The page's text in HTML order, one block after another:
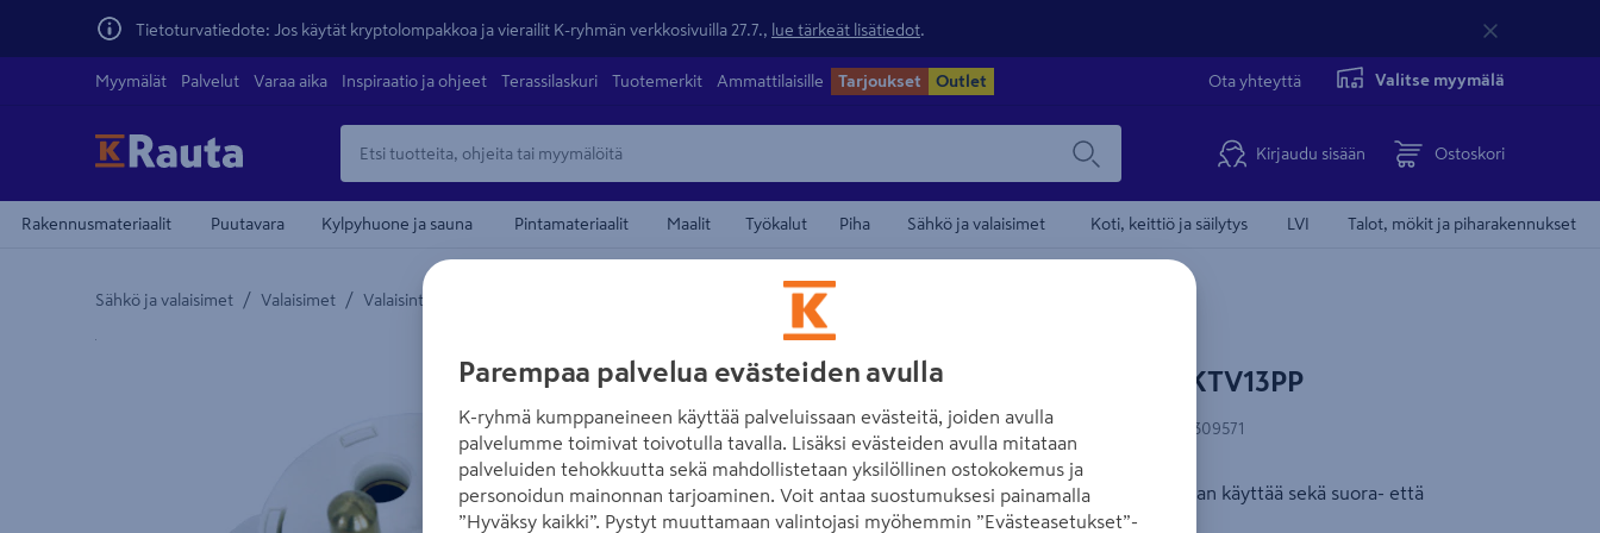
Tietoturvatiedote: Jos käytät kryptolompakkoa ja vierailit K-ryhmän verkkosivuilla 27.7., lue tärkeät lisätiedot
Myymälät Palvelut Varaa aika Inspiraatio ja ohjeet Terassilaskuri Tuotemerkit Ammattilaisille Tarjoukset Outlet Ota yhteyttä Valitse myymälä
Kirjaudu sisään Ostoskori
Rakennusmateriaalit Puutavara Kylpyhuone ja sauna Pintamateriaalit Maalit Työkalut Piha Sähkö ja valaisimet Koti, keittiö ja säilytys LVI Talot, mökit ja piharakennukset
Sähkö ja valaisimet / Valaisimet / Valaisintarvikkeet ja valaistuksen ohjaus Valaisinpistotulpat
Yksityiskohtainen kuvaus löytyy Tuotteen kuvaus -maamerkistä
Valaisinpistotulppa ABB AKTV13PP
Tuotenumero:500657918 EAN-koodi 6418677309571
Maadoitettu valaisinpistotulppa, jota voidaan käyttää sekä suora- että
kulmatulppana.
Parempaa palvelua evästeiden avulla
K-ryhmä kumppaneineen käyttää palveluissaan evästeitä, joiden avulla
palvelumme toimivat toivotulla tavalla. Lisäksi evästeiden avulla mitataan
palveluiden tehokkuutta sekä mahdollistetaan yksilöllinen ostokokemus ja
personoidun mainonnan tarjoaminen. Voit antaa suostumuksesi painamalla
”Hyväksy kaikki”. Pystyt muuttamaan valintojasi myöhemmin ”Evästeasetukset”-